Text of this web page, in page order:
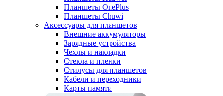
Планшеты OnePlus
Планшеты Chuwi
Аксессуары для планшетов
Внешние аккумуляторы
Зарядные устройства
Чехлы и накладки
Стекла и пленки
Стилусы для планшетов
Кабели и переходники
Карты памяти